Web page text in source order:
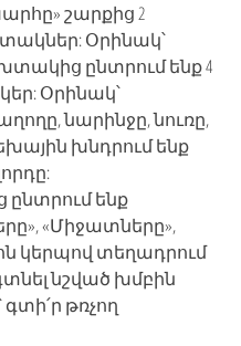
շարքից 2
Օրինակ՝
ընտրում ենք 4
Օրինակ՝
նարինջը, նուռը,
խնդրում ենք
ընտրում ենք
«Միջատները»,
կերպով տեղադրում
նշված խմբին
թռչող